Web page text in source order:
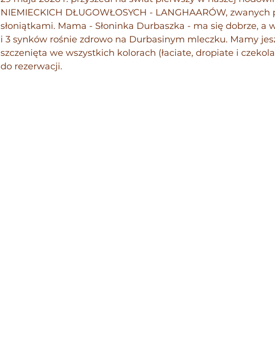
NIEMIECKICH DŁUGOWŁOSYCH - LANGHAARÓW, zwanych
słoniątkami. Mama - Słoninka Durbaszka - ma się dobrze, a
i 3 synków rośnie zdrowo na Durbasinym mleczku. Mamy
szczenięta we wszystkich kolorach (łaciate, dropiate i
do rezerwacji.